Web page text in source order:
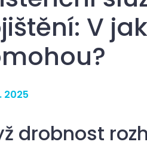
V
2025
drobnost